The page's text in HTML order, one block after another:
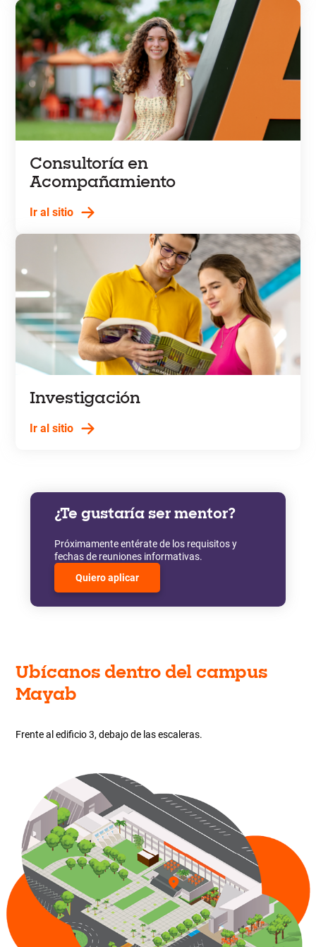
Consultoría en
Acompañamiento
Ir al sitio
Investigación
Ir al sitio
¿Te gustaría ser mentor?
Próximamente entérate de los requisitos y
fechas de reuniones informativas.
Quiero aplicar
Ubícanos dentro del campus
Mayab
Frente al edificio 3, debajo de las escaleras.